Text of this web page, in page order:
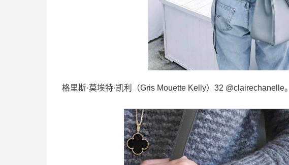
格里斯·莫埃特·凯利（Gris Mouette Kelly）32 @clairechanelle。